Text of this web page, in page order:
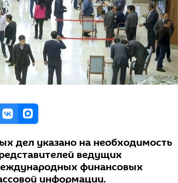
дел указано на необходимость
ведущих
финансовых
информации.